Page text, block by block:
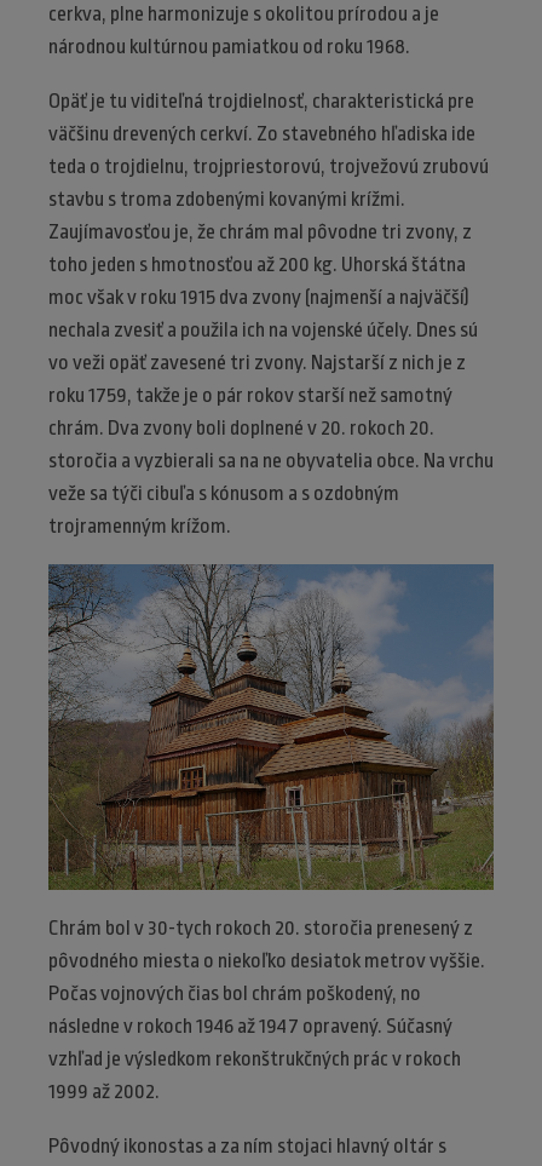
cerkva, plne harmonizuje s okolitou prírodou a je
národnou kultúrnou pamiatkou od roku 1968.
Opäť je tu viditeľná trojdielnosť, charakteristická pre
väčšinu drevených cerkví. Zo stavebného hľadiska ide
teda o trojdielnu, trojpriestorovú, trojvežovú zrubovú
stavbu s troma zdobenými kovanými krížmi.
Zaujímavosťou je, že chrám mal pôvodne tri zvony, z
toho jeden s hmotnosťou až 200 kg. Uhorská štátna
moc však v roku 1915 dva zvony (najmenší a najväčší)
nechala zvesiť a použila ich na vojenské účely. Dnes sú
vo veži opäť zavesené tri zvony. Najstarší z nich je z
roku 1759, takže je o pár rokov starší než samotný
chrám. Dva zvony boli doplnené v 20. rokoch 20.
storočia a vyzbierali sa na ne obyvatelia obce. Na vrchu
veže sa týči cibuľa s kónusom a s ozdobným
trojramenným krížom.
Chrám bol v 30-tych rokoch 20. storočia prenesený z
pôvodného miesta o niekoľko desiatok metrov vyššie.
Počas vojnových čias bol chrám poškodený, no
následne v rokoch 1946 až 1947 opravený. Súčasný
vzhľad je výsledkom rekonštrukčných prác v rokoch
1999 až 2002.
Pôvodný ikonostas a za ním stojaci hlavný oltár s